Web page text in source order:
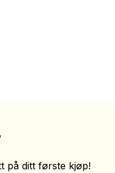
på ditt første kjøp!